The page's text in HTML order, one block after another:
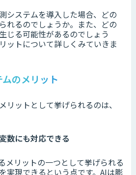
システムを導入した場合、どの
れるのでしょうか。また、どの
じる可能性があるのでしょう
ットについて詳しくみていきま
のメリット
リットとして挙げられるのは、
数にも対応できる
メリットの一つとして挙げられる
実現できるという点です。AIは膨